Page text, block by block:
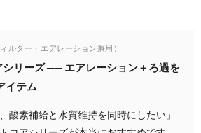
ルター・エアレーション兼用）
シリーズ ── エアレーション＋ろ過を
イテム
酸素補給と水質維持を同時にしたい」